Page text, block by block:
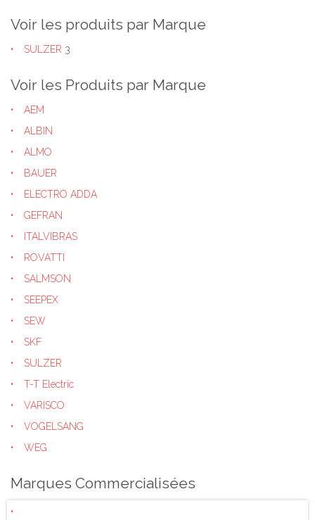
Voir les produits par Marque
SULZER 3
Voir les Produits par Marque
AEM
ALBIN
ALMO
BAUER
ELECTRO ADDA
GEFRAN
ITALVIBRAS
ROVATTI
SALMSON
SEEPEX
SEW
SKF
SULZER
T-T Electric
VARISCO
VOGELSANG
WEG
Marques Commercialisées